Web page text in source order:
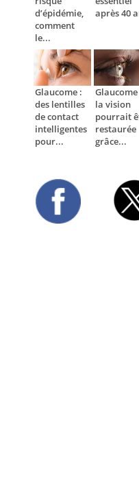
d’épidémie,
comment
le...
après 40
Glaucome :
des lentilles
de contact
intelligentes
pour...
Glaucome
la vision
pourrait
restaurée
grâce...